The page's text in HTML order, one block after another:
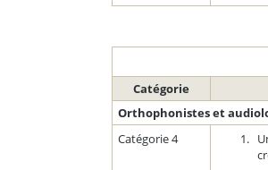
Catégorie
Orthophonistes et
Catégorie 4